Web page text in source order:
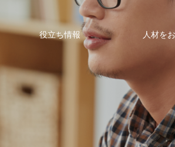
役立ち情報 人材を